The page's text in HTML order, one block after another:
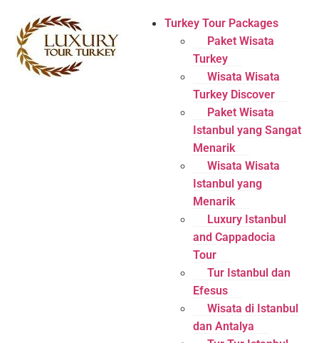
Turkey Tour Packages
Paket Wisata
Turkey
Wisata Wisata
Turkey Discover
Paket Wisata
Istanbul yang Sangat
Menarik
Wisata Wisata
Istanbul yang
Menarik
Luxury Istanbul
and Cappadocia
Tour
Tur Istanbul dan
Efesus
Wisata di Istanbul
dan Antalya